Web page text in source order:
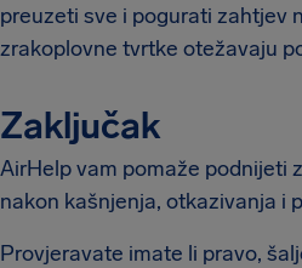
preuzeti sve i pogurati zahtjev
zrakoplovne tvrtke otežavaju
Zaključak
AirHelp vam pomaže podnijeti
nakon kašnjenja, otkazivanja i
Provjeravate imate li pravo,